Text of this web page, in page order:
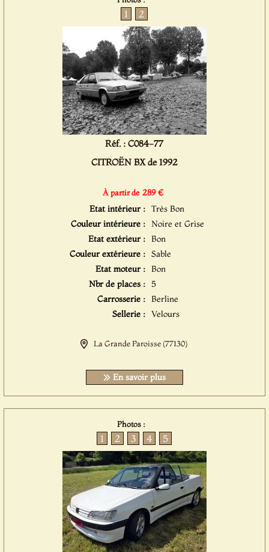
1 2
Réf. : C084-77
CITROËN BX de 1992
À partir de 289 €
Etat intérieur : Très Bon
Couleur intérieure : Noire et Grise
Etat extérieur : Bon
Couleur extérieure : Sable
Etat moteur : Bon
Nbr de places : 5
Carrosserie : Berline
Sellerie : Velours
La Grande Paroisse (77130)
En savoir plus
Photos :
1 2 3 4 5